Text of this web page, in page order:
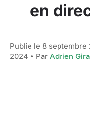
en
Publié le 8 septembre
2024 • Par Adrien